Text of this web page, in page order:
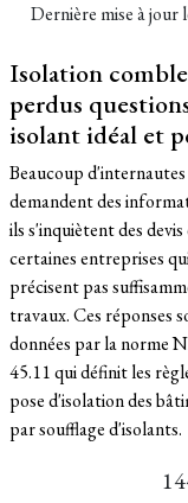
Dernière mise à jour
Isolation
perdus
isolant idéal et
Beaucoup d'internautes
demandent des
ils s'inquiètent des devis
certaines entreprises
précisent pas
travaux. Ces réponses
données par la norme
45.11 qui définit les
pose d'isolation des
par soufflage d'isolants.